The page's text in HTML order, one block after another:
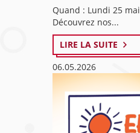
Quand : Lundi 25
Découvrez nos...
LIRE LA SUITE
06.05.2026